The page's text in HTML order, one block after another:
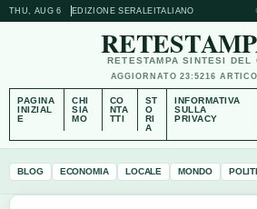
THU, AUG 6 EDIZIONE SERALE ITALIANO
RETESTAMPA SINTESI DEL
AGGIORNATO 23:5216
PAGINA
INIZIAL
E
CHI
SIA
MO
CO
NTA
TTI
ST
O
RI
A
INFORMATIVA
SULLA
PRIVACY
BLOG ECONOMIA LOCALE MONDO